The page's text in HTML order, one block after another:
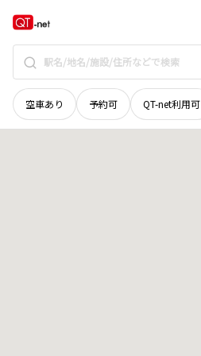
空車あり 予約可 QT-net利用可
富山県